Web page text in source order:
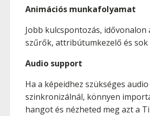
Animációs munkafolyamat
Jobb kulcspontozás, idővonalon
szűrők, attribútumkezelő és sok
Audio support
Ha a képeidhez szükséges
szinkronizálnál, könnyen
hangot és nézheted meg azt a